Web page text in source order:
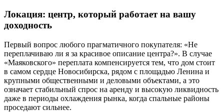
Локация: центр, который работает на вашу
доходность
Первый вопрос любого прагматичного покупателя: «Не
переплачиваю ли я за красивое описание центра?». В случае
«Маяковского» переплата компенсируется тем, что дом стоит
в самом сердце Новосибирска, рядом с площадью Ленина и
крупными общественными и деловыми объектами, а это
означает стабильный спрос на аренду и высокую ликвидность
даже в периоды охлаждения рынка, когда спальные районы
проседают сильнее.